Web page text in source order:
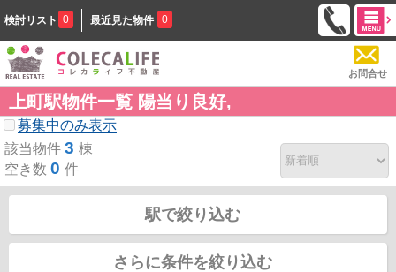
検討リスト 0 最近見た物件 0
お問合せ
上町駅物件一覧 陽当り良好,
募集中のみ表示
該当物件 3 棟
空き数 0 件
駅で絞り込む
さらに条件を絞り込む